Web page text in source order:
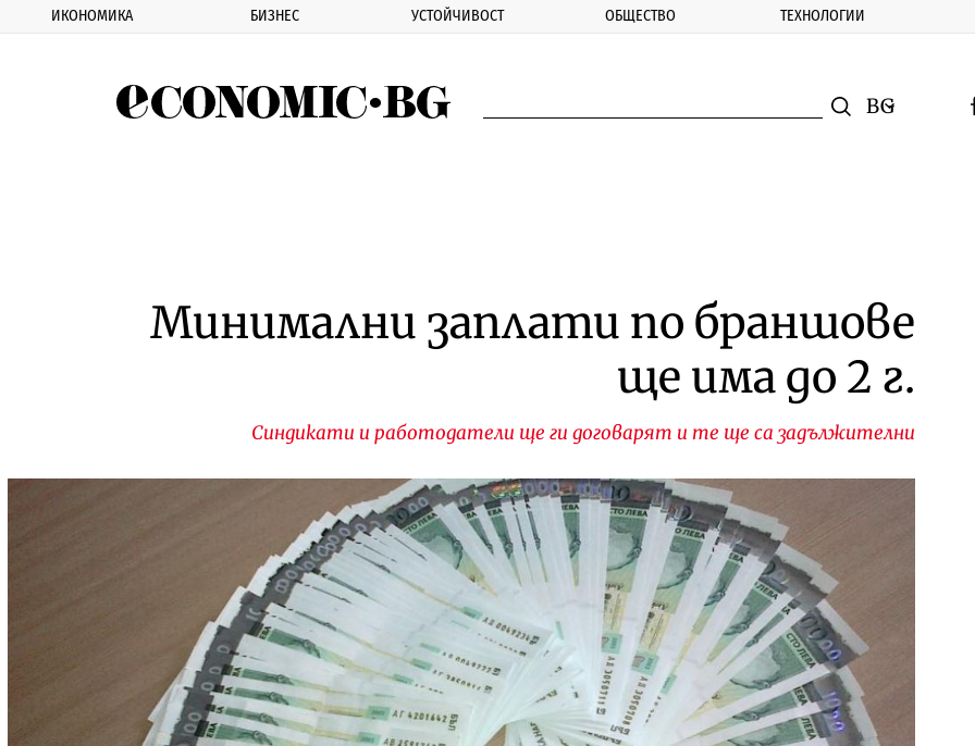
ИКОНОМИКА БИЗНЕС УСТОЙЧИВОСТ ОБЩЕСТВО ТЕХНОЛОГИИ
Смяна на
Минимални заплати по браншове
ще има до 2 г.
Синдикати и работодатели ще ги договарят и те ще са задължителни